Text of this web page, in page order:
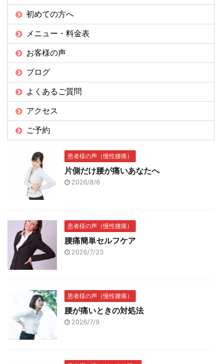
初めての方へ
メニュー・料金表
お客様の声
ブログ
よくあるご質問
アクセス
ご予約
患者様の声（慢性腰痛）
片側だけ腰が痛いあなたへ
2026/8/6
患者様の声（慢性腰痛）
腰痛簡単セルフケア
2026/7/23
患者様の声（慢性腰痛）
腰が痛いときの対処法
2026/7/9